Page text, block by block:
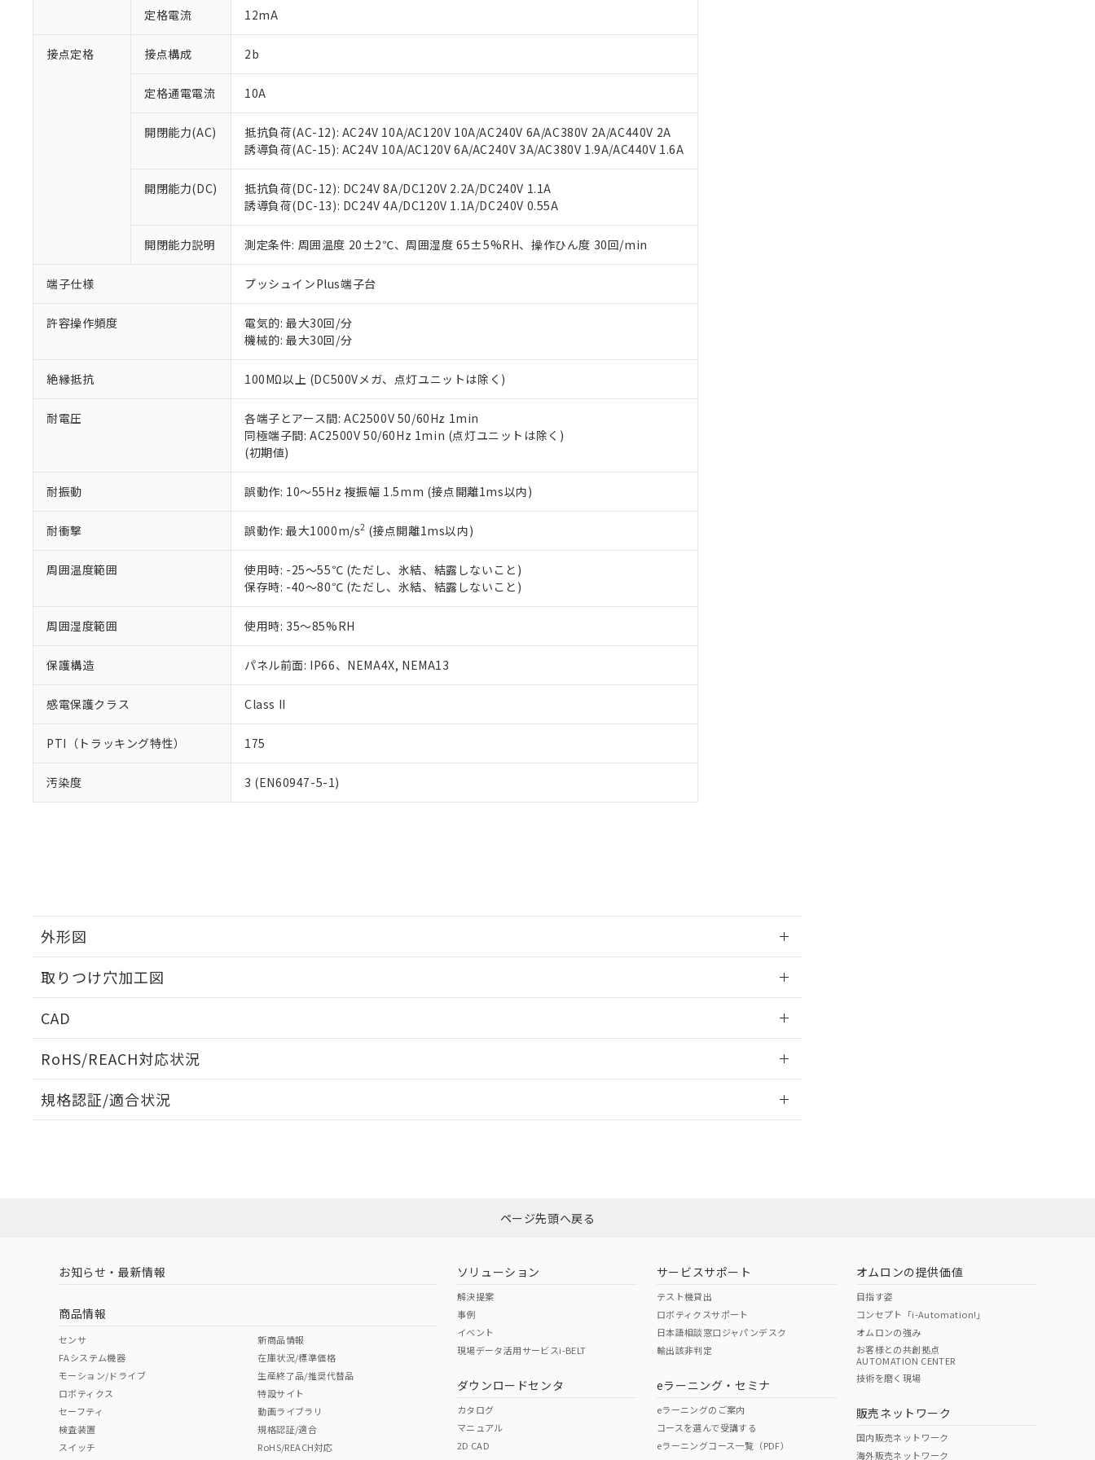
定格電流 12mA
接点定格 接点構成 2b
定格通電電流 10A
開閉能力(AC)
抵抗負荷(AC-12): AC24V 10A/AC120V 10A/AC240V 6A/AC380V 2A/AC440V 2A
誘導負荷(AC-15): AC24V 10A/AC120V 6A/AC240V 3A/AC380V 1.9A/AC440V 1.6A
開閉能力(DC)
抵抗負荷(DC-12): DC24V 8A/DC120V 2.2A/DC240V 1.1A
誘導負荷(DC-13): DC24V 4A/DC120V 1.1A/DC240V 0.55A
開閉能力説明 測定条件: 周囲温度 20±2℃、周囲湿度 65±5%RH、操作ひん度 30回/min
端子仕様 プッシュインPlus端子台
許容操作頻度
電気的: 最大30回/分
機械的: 最大30回/分
絶縁抵抗 100MΩ以上 (DC500Vメガ、点灯ユニットは除く)
耐電圧
各端子とアース間: AC2500V 50/60Hz 1min
同極端子間: AC2500V 50/60Hz 1min (点灯ユニットは除く)
(初期値)
耐振動 誤動作: 10～55Hz 複振幅 1.5mm (接点開離1ms以内)
耐衝撃 誤動作: 最大1000m/s2 (接点開離1ms以内)
周囲温度範囲
使用時: -25～55℃ (ただし、氷結、結露しないこと)
保存時: -40～80℃ (ただし、氷結、結露しないこと)
周囲湿度範囲 使用時: 35～85%RH
保護構造 パネル前面: IP66、NEMA4X, NEMA13
感電保護クラス Class II
PTI（トラッキング特性） 175
汚染度 3 (EN60947-5-1)
外形図
取りつけ穴加工図
CAD
RoHS/REACH対応状況
EU RoHS 注意事項・凡例
ダウンロードはこちら
中国 RoHS 注意事項・凡例
中国 RoHS表
Pb Hg Cr(VI)
O O
規格認証/適合状況
い。
正式な納期状況および標準価格はお客様のお取引先、またはお客様担当のオムロン制御機器販売店・
当社販売員にご相談ください。
オムロン制御機器販売店や当社販売拠点は「販売ネットワーク
」をご確認ください。
在庫状況および標準価格結果を当社の事前の承諾なく第三者に漏洩または開示しないようお願いしま
す。
マイパーツ機能（部品リスト作成サービス）をご利用いただくには、I-Webメンバーズにご登録され
お客様が当ウェブサイト上で当社にご登録された部品リストについて、当社および当社の共同利用者
が、当社の製品・サービスに関するお客様との取引・商談に必要な範囲で利用することをご了承くだ
さい。
※当社の共同利用者とは、"個人情報の共同利用に関して"
の「1.共同利用者の範囲」に記載されて
いる法人を指します。
但し、RoHS指令で産業用監視および制御機器に対する適用除外項目は除く。
※2 対応予定月
部品在庫の切り替え状況などにより、予定月が前後することがあります。
※3 非含有証明書ダウンロード
下記の非含有証明書をダウンロードすることができます。
EU RoHS指令（10物質）の非含有証明書
51物質の非含有証明書（当社基準）
※本証明書は発行日時点で非含有を証明するもので、過去に遡って非含有を証明するものではありません。
また、RoHS指令のフタル酸エステル類４物質の対応では、対応完了までの期間は出荷製品に未対応品が
混在することから備考欄に対応日を記載しておりました。
り割愛しております。
「○」：最大均質材料含有率が中国RoHSの基準値以下であることを示します。
「×」：最大均質材料含有率が中国RoHSの基準値を超えていることを示します。
*中国RoHS10物質の基準値 (GB/T26572)：
Pb(鉛) :1000ppm、 Hg(水銀) : 1000ppm、 Cd(カドミウム) : 100ppm、
Cr(Ⅵ)(六価クロム) : 1000ppm、 PBBs(ポリ臭化ビフェニル類) : 1000ppm、 PBDEs(ポリ臭化ジフェニルエーテル類) : 1000ppm、
DBP(フタル酸ジブチル) : 1000ppm、 DIBP(フタル酸ジイソブチル) : 1000ppm、 BBP(フタル酸ブチルベンジル) : 1000ppm、
DEHP(フタル酸ビス(2-エチルヘキシル)) : 1000ppm
※2 環境保護使用期限
「ｅ」：有害物質（10物質）のすべてが基準値以下であることを示します。
「10」：通常の使用状況下において有害物質が外部に漏えいし、環境に深刻な影響を及ぼさない年数を意
味します。
当社は、これら貴社製品のうち、外国為替および外国貿易法に定める商品（以下｢規制貨物等」とい
当社は貴社製品を、核兵器、ミサイル、化学兵器、生物兵器またはその他武器並びにこれらの製造装
置等に一切使用いたしません。
当社は、貴社製品を第三者に販売する場合は、上記1、2および3の内容を当該第三者に通知します。
また当社は、販売先および販売に係わる関係者が違法に輸出するおそれがある場合は、取り引きをい
たしません。
号
○ 一定数以上の在庫あり
△ 一定数には満たないが在庫あり
－
在庫なし(最新の在庫状況については、お客様のお取引先、またはお客様担当のオムロン制御
機器販売店・当社販売員にご確認ください)
空
白
受注生産機種、また在庫状況の情報を公開していない機種
ページ先頭へ戻る
お知らせ・最新情報
商品情報
センサ
FAシステム機器
モーション/ドライブ
ロボティクス
セーフティ
検査装置
スイッチ
新商品情報
在庫状況/標準価格
生産終了品/推奨代替品
特設サイト
動画ライブラリ
規格認証/適合
RoHS/REACH対応
ソリューション
解決提案
事例
イベント
現場データ活用サービスi-BELT
ダウンロードセンタ
カタログ
マニュアル
2D CAD
サービスサポート
テスト機貸出
ロボティクスサポート
日本語相談窓口ジャパンデスク
輸出該非判定
eラーニング・セミナ
eラーニングのご案内
コースを選んで受講する
eラーニングコース一覧（PDF）
オムロンの提供価値
目指す姿
コンセプト「i-Automation!」
オムロンの強み
お客様との共創拠点
AUTOMATION CENTER
技術を磨く現場
販売ネットワーク
国内販売ネットワーク
海外販売ネットワーク